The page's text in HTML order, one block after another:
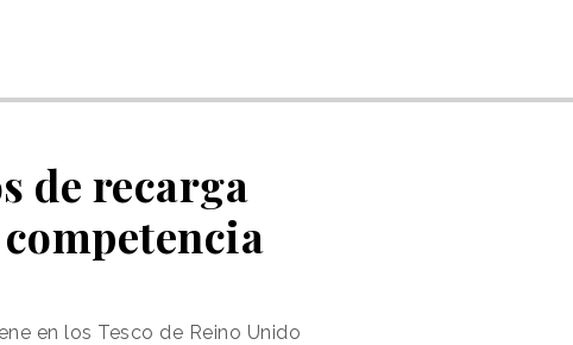
de recarga
en los Tesco de Reino Unido